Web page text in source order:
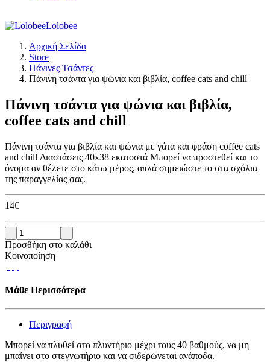
Lolobee
Αρχική Σελίδα
Store
Πάνινες Τσάντες
Πάνινη τσάντα για ψώνια και βιβλία, coffee cats and chill
Πάνινη τσάντα για ψώνια και βιβλία,
coffee cats and chill
Πάνινη τσάντα για βιβλία και ψώνια με γάτα και φράση coffee cats
and chill Διαστάσεις 40x38 εκατοστά Μπορεί να προστεθεί και το
όνομα αν θέλετε στο κάτω μέρος, απλά σημειώστε το στα σχόλια
της παραγγελίας σας.
14€
Προσθήκη στο καλάθι
Κοινοποίηση
Μάθε Περισσότερα
Περιγραφή
Μπορεί να πλυθεί στο πλυντήριο μέχρι τους 40 βαθμούς, να μη
μπαίνει στο στεγνωτήριο και να σιδερώνεται ανάποδα.